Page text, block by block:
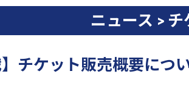
ニュース > チ
】チケット販売概要につ